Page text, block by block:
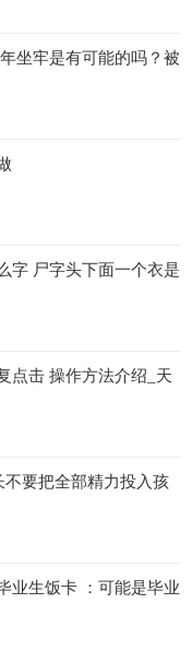
坐牢是有可能的吗？被
字 尸字头下面一个衣是
点击 操作方法介绍_天
要把全部精力投入孩
业生饭卡 ：可能是毕业